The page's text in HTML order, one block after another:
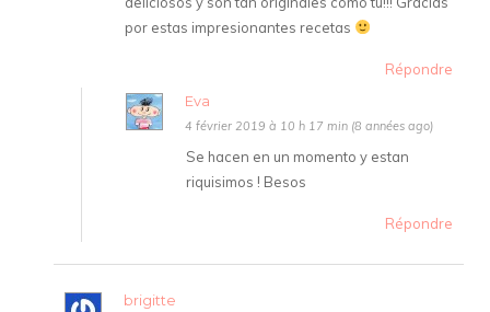
por estas impresionantes recetas
Répondre
Eva
4 février 2019 à 10 h 17 min (8 années ago)
Se hacen en un momento y estan
riquisimos ! Besos
Répondre
brigitte